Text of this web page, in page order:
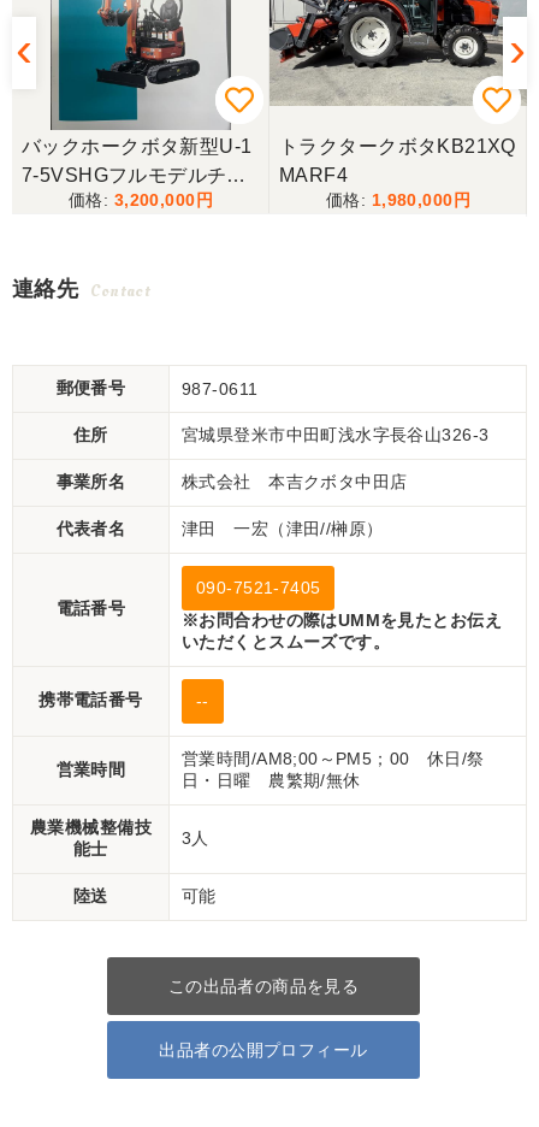
バックホークボタ新型U-1
7-5VSHGフルモデルチェ
3,200,000
トラクタークボタKB21XQ
MARF4
1,980,000
連絡先 Contact
郵便番号 987-0611
住所 宮城県登米市中田町浅水字長谷山326-3
事業所名 株式会社 本吉クボタ中田店
代表者名 津田 一宏（津田//榊原）
電話番号
090-7521-7405
※お問合わせの際はUMMを見たとお伝え
いただくとスムーズです。
携帯電話番号 --
営業時間
営業時間/AM8;00～PM5；00 休日/祭
日・日曜 農繁期/無休
農業機械整備技
能士
3人
陸送 可能
この出品者の商品を見る
出品者の公開プロフィール